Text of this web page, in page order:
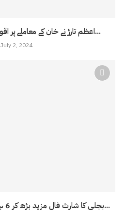
اعظم تارڑ نے خان کے معاملے پر اقوام متحدہ کو بھی شٹ...
July 2, 2024
بجلی کا شارٹ فال مزید بڑھ کر 6 ہزار663 میگاواٹ تک پہنچ...